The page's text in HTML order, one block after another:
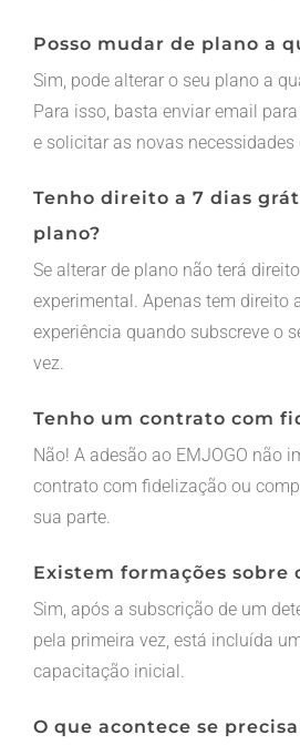
Posso mudar de plano a
Sim, pode alterar o seu plano a
Para isso, basta enviar email
e solicitar as novas necessidades
Tenho direito a 7 dias
plano?
Se alterar de plano não terá
experimental. Apenas tem direito
experiência quando subscreve o
vez.
Tenho um contrato com
Não! A adesão ao EMJOGO não
contrato com fidelização ou
sua parte.
Existem formações sobre
Sim, após a subscrição de um
pela primeira vez, está incluída
capacitação inicial.
O que acontece se